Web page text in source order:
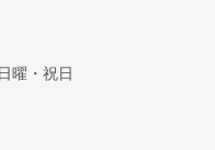
曜・祝日